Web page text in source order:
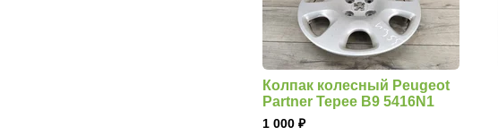
Колпак колесный Peugeot
Partner Tepee B9 5416N1
1 000